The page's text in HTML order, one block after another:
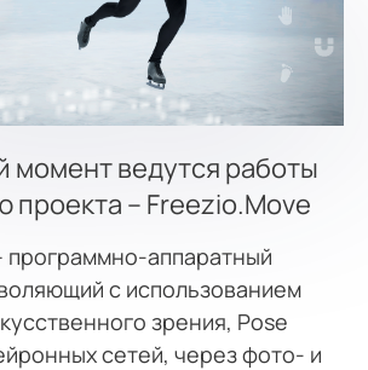
момент ведутся работы
проекта – Freezio.Move
программно-аппаратный
с использованием
зрения, Pose
сетей, через фото- и